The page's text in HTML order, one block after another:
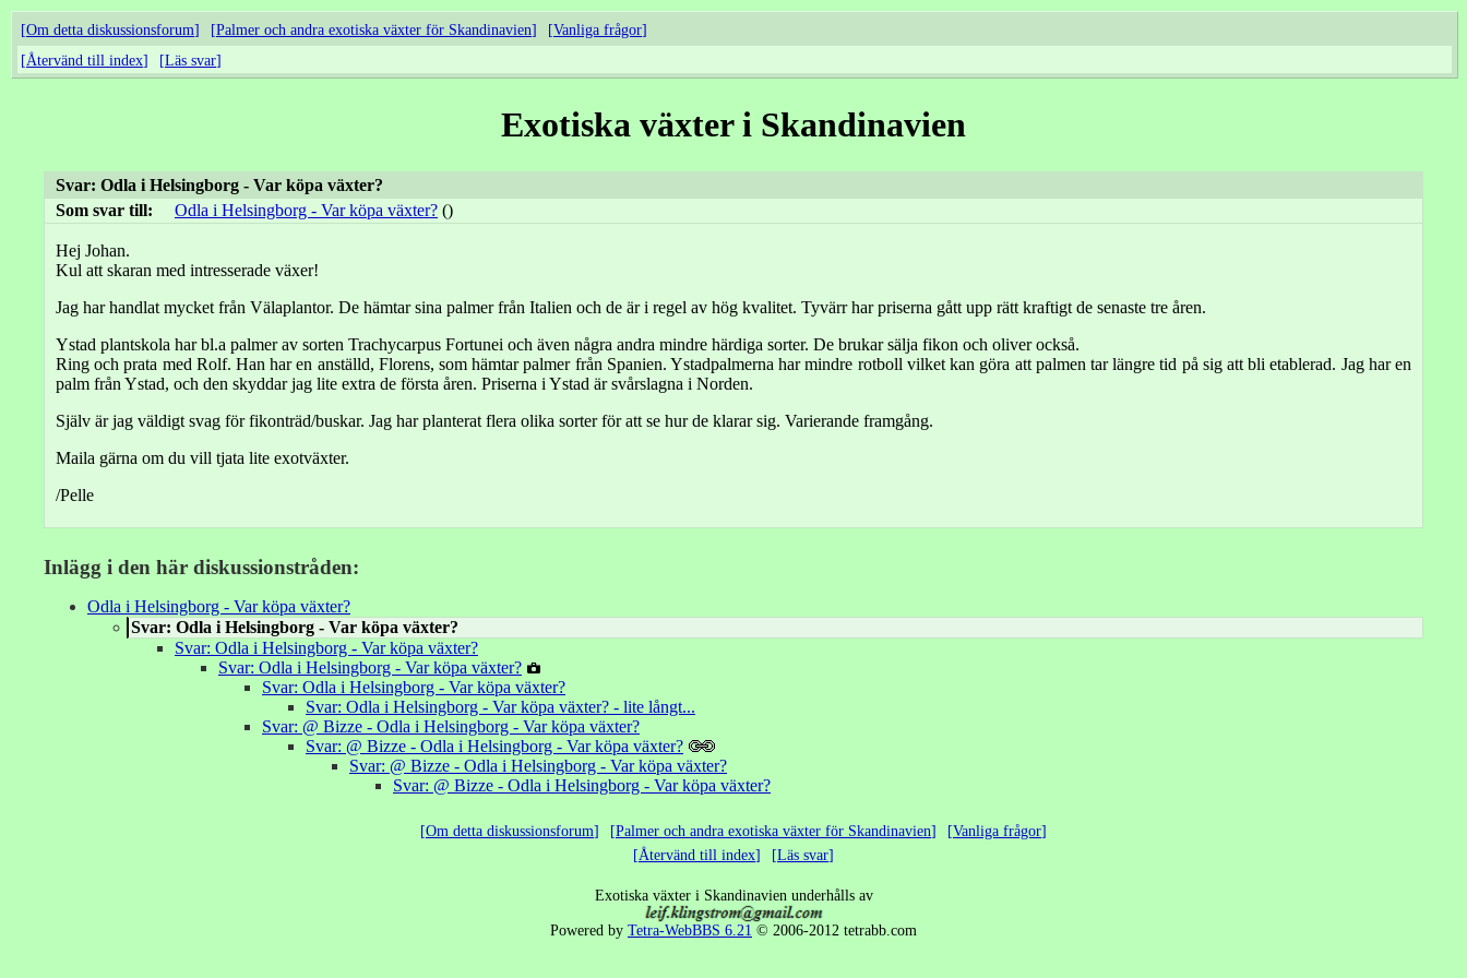
Om detta diskussionsforum Palmer och andra exotiska växter för Skandinavien
Vanliga frågor
Återvänd till index
Läs svar
Exotiska växter i Skandinavien
Svar: Odla i Helsingborg - Var köpa växter?
Som svar till:
Odla i Helsingborg - Var köpa växter? ()
Hej Johan.
Kul att skaran med intresserade växer!
Jag har handlat mycket från Välaplantor. De hämtar sina palmer från Italien och de är i regel av hög kvalitet. Tyvärr har priserna gått upp rätt kraftigt de senaste tre åren.
Ystad plantskola har bl.a palmer av sorten Trachycarpus Fortunei och även några andra mindre härdiga sorter. De brukar sälja fikon och oliver också.
Ring och prata med Rolf. Han har en anställd, Florens, som hämtar palmer från Spanien. Ystadpalmerna har mindre rotboll vilket kan göra att palmen tar längre tid på sig att bli etablerad. Jag har en
palm från Ystad, och den skyddar jag lite extra de första åren. Priserna i Ystad är svårslagna i Norden.
Själv är jag väldigt svag för fikonträd/buskar. Jag har planterat flera olika sorter för att se hur de klarar sig. Varierande framgång.
Maila gärna om du vill tjata lite exotväxter.
/Pelle
Inlägg i den här diskussionstråden:
Odla i Helsingborg - Var köpa växter?
Svar: Odla i Helsingborg - Var köpa växter?
Svar: Odla i Helsingborg - Var köpa växter?
Svar: Odla i Helsingborg - Var köpa växter?
Svar: Odla i Helsingborg - Var köpa växter?
Svar: Odla i Helsingborg - Var köpa växter? - lite långt...
Svar: @ Bizze - Odla i Helsingborg - Var köpa växter?
Svar: @ Bizze - Odla i Helsingborg - Var köpa växter?
Svar: @ Bizze - Odla i Helsingborg - Var köpa växter?
Svar: @ Bizze - Odla i Helsingborg - Var köpa växter?
Om detta diskussionsforum Palmer och andra exotiska växter för Skandinavien
Vanliga frågor
Återvänd till index
Läs svar
Exotiska växter i Skandinavien underhålls av
Powered by Tetra-WebBBS 6.21 © 2006-2012 tetrabb.com